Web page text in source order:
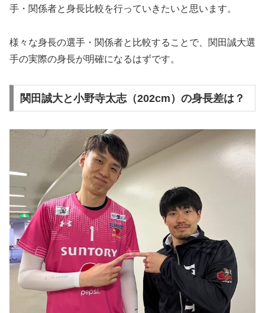
手・関係者と身長比較を行っていきたいと思います。
様々な身長の選手・関係者と比較することで、関田誠大選
手の実際の身長が明確になるはずです。
関田誠大と小野寺太志（202cm）の身長差は？